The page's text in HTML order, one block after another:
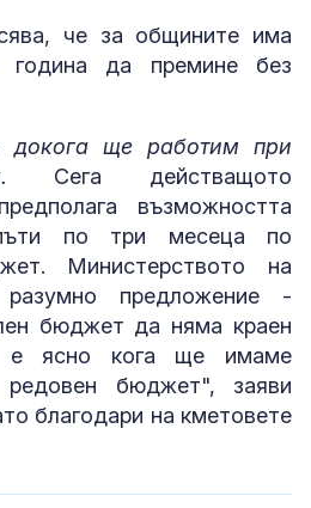
че за общините има
година да премине без
ще работим при
Сега действащото
възможността
по три месеца по
Министерството на
разумно предложение -
бюджет да няма краен
е ясно кога ще имаме
бюджет", заяви
благодари на кметовете